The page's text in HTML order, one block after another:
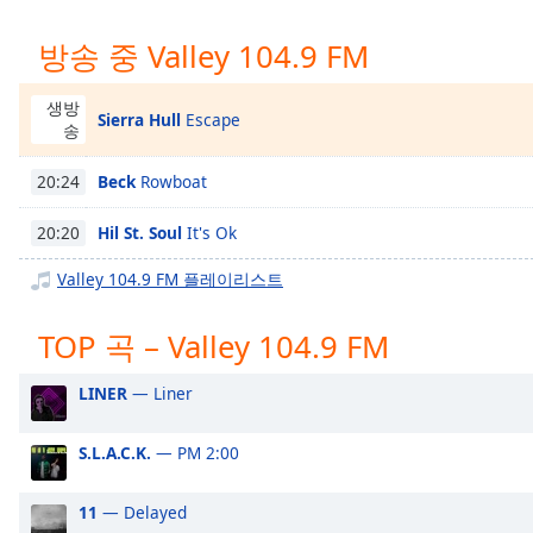
Chapters
Descriptions
descriptions
selected
Subtitles
subtitles
opens
subtitles
settings
dialog
subtitles
off
방송 중 Valley 104.9 FM
생방
송
Sierra Hull Escape
20:24 Beck Rowboat
20:20 Hil St. Soul It's Ok
Valley 104.9 FM 플레이리스트
TOP 곡 – Valley 104.9 FM
LINER — Liner
S.L.A.C.K. — PM 2:00
11 — Delayed